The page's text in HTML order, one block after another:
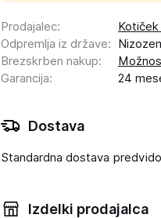
Prodajalec:
Odpremlja iz države:
Brezskrben nakup:
Garancija: 24
Dostava
Standardna dostava
Izdelki prodajalca